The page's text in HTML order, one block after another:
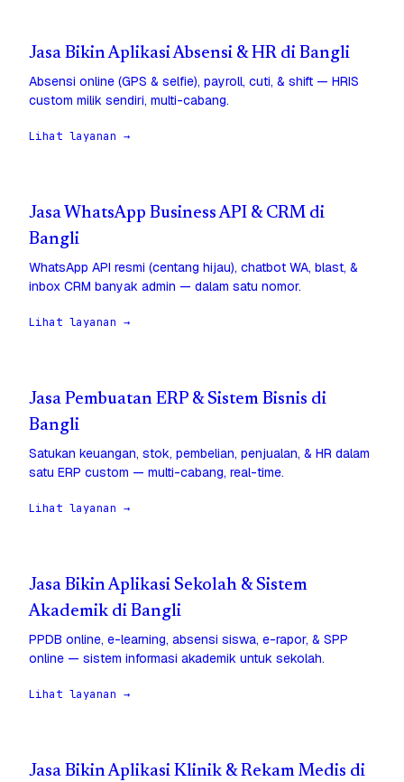
Jasa Bikin Aplikasi Absensi & HR di Bangli
Absensi online (GPS & selfie), payroll, cuti, & shift — HRIS
custom milik sendiri, multi-cabang.
Lihat layanan →
Jasa WhatsApp Business API & CRM di
Bangli
WhatsApp API resmi (centang hijau), chatbot WA, blast, &
inbox CRM banyak admin — dalam satu nomor.
Lihat layanan →
Jasa Pembuatan ERP & Sistem Bisnis di
Bangli
Satukan keuangan, stok, pembelian, penjualan, & HR dalam
satu ERP custom — multi-cabang, real-time.
Lihat layanan →
Jasa Bikin Aplikasi Sekolah & Sistem
Akademik di Bangli
PPDB online, e-learning, absensi siswa, e-rapor, & SPP
online — sistem informasi akademik untuk sekolah.
Lihat layanan →
Jasa Bikin Aplikasi Klinik & Rekam Medis di